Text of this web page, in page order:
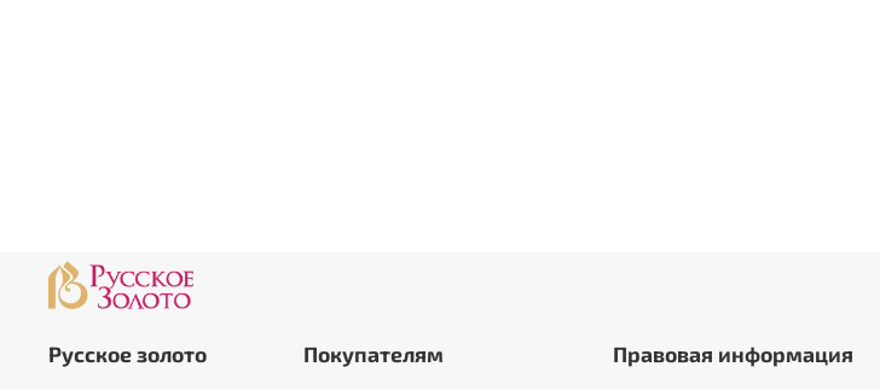
Русское золото Покупателям Правовая информация